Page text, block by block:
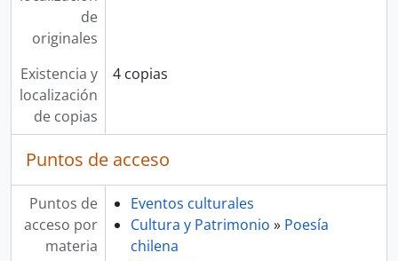
de
originales
Existencia y
localización
de copias
4 copias
Puntos de acceso
Puntos de
acceso por
materia
Eventos culturales
Cultura y Patrimonio » Poesía
chilena